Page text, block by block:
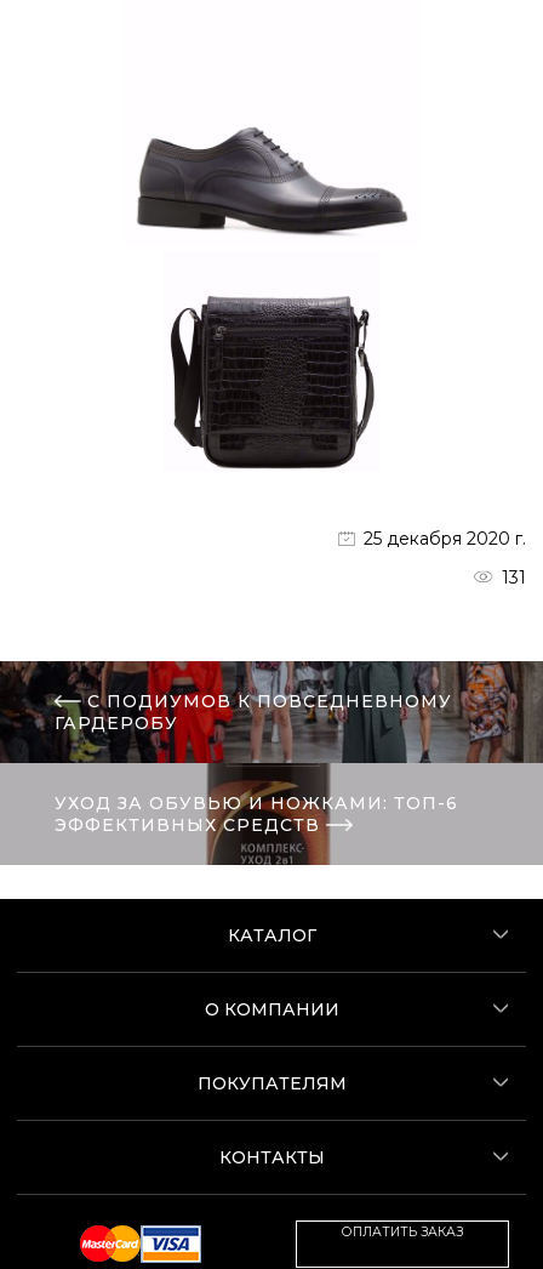
25 декабря 2020 г.
131
С ПОДИУМОВ К ПОВСЕДНЕВНОМУ
ГАРДЕРОБУ
УХОД ЗА ОБУВЬЮ И НОЖКАМИ: ТОП-6
ЭФФЕКТИВНЫХ СРЕДСТВ
КАТАЛОГ
О КОМПАНИИ
ПОКУПАТЕЛЯМ
КОНТАКТЫ
ОПЛАТИТЬ ЗАКАЗ